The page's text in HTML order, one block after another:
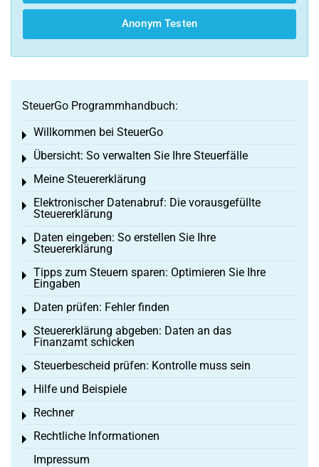
Anonym Testen
SteuerGo Programmhandbuch:
Willkommen bei SteuerGo
Toggle menu
Übersicht: So verwalten Sie Ihre Steuerfälle
Toggle menu
Meine Steuererklärung
Toggle menu
Elektronischer Datenabruf: Die vorausgefüllte
Steuererklärung
Toggle menu
Daten eingeben: So erstellen Sie Ihre
Steuererklärung
Toggle menu
Tipps zum Steuern sparen: Optimieren Sie Ihre
Eingaben
Toggle menu
Daten prüfen: Fehler finden
Toggle menu
Steuererklärung abgeben: Daten an das
Finanzamt schicken
Toggle menu
Steuerbescheid prüfen: Kontrolle muss sein
Toggle menu
Hilfe und Beispiele
Toggle menu
Rechner
Toggle menu
Rechtliche Informationen
Toggle menu
Impressum